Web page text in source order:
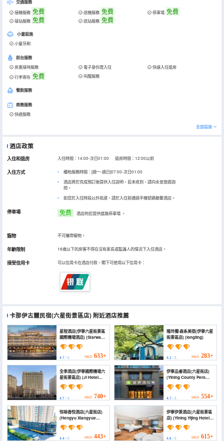
交通服務
接機服務 免費 送機服務 免費 停車場 免費
接站服務 免費 送站服務 免費
小童設施
小童牙刷
前台服務
房東接待服務 電子身份證入住
快速入住退房
行李寄存 免費 叫醒服務
餐飲服務
商務服務
快遞服務
全部設施
酒店政策
入住和退房 入住時間：14:00-次日01:00 退房時間：12:00以前
入住方式
櫃枱服務時間：[週一-週日]07:00-次日01:00
酒店將於完成預訂後提供入住說明，若未收到，請向永安旅遊詢
問。
如您於入住時段以外抵達，請於入住前通過手機號碼聯繫酒店。
停車場 免费 酒店附近提供道路停車場 。
寵物 不可攜帶寵物。
年齡限制 18歲以下的房客不得在沒有家長或監護人的情況下入住酒店。
接受信用卡 可以信用卡在酒店付款，閣下可使用以下信用卡：
卡那伊古麗民宿(六星街景區店) 附近酒店推薦
星程酒店(伊寧六星街景區
國際機場酒店) (Starway
Hotel (Yining Liuxing
Street Scenic Area &
International Airport))
4.7 / 5 HKD 633+
隆玲擱·森系美宿(伊寧六星
街景區店) (longling)
4.2/ 5 HKD 283+
全季酒店(伊寧國際機場六
星街景區店) (Ji Hotel
(Yining International
Airport Liuxing Street
Scenic Area))
4.7 / 5 HKD 740+
伊寧品睿酒店(六星街店)
(Yining County Pero
Hotel (Liuxing Street))
4.7/ 5 HKD 554+
恒裕香悅酒店(六星街店)
(Hengyu Xiangyue
Hotel (Liuxing Street))
4.4 / 5 HKD 443+
伊寧伊景酒店(六星街景區
店) (Yining Yijing Hotel
(Six Star Street Scenic
Area Branch))
4.6/ 5 HKD 615+